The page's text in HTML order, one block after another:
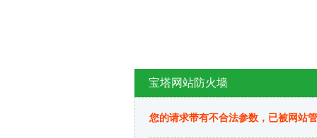
宝塔网站防火墙
您的请求带有不合法参数，已被网站